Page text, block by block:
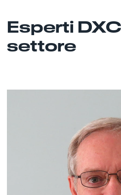
Esperti
settore